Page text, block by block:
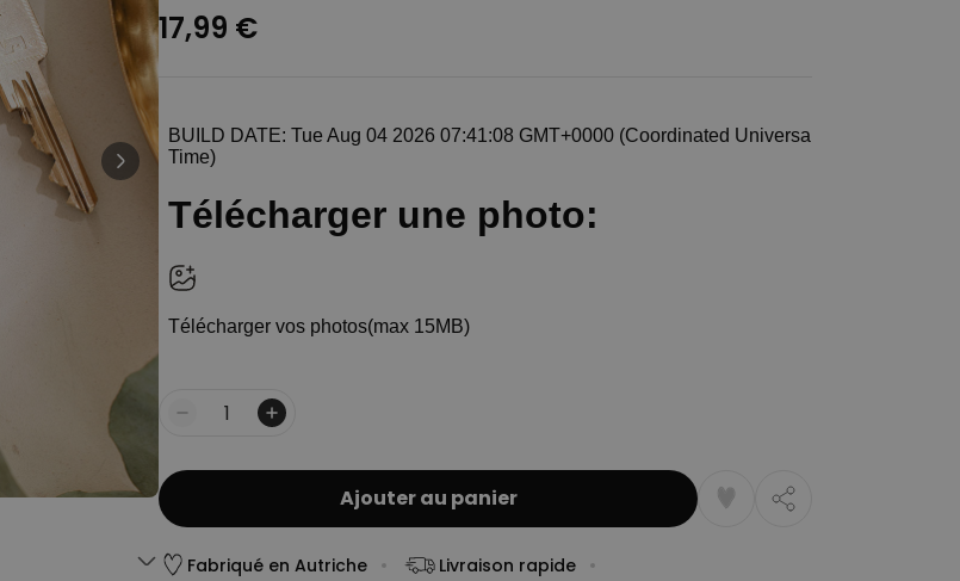
Personnalisable
Mug personnalisé avec votre
animal de compagnie
exemplaires
vendus
12,99 €
Peignoir personnalisé avec
texte et couronne de laurier
Personnalisable
Verre à vin personnalisé avec
texte
16,99 €
17,99 €
Quantité
Ajouter au panier
Fabriqué en Autriche
Livraison rapide